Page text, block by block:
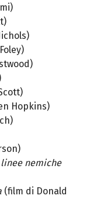
Hopkins)
nemiche
(film di Donald